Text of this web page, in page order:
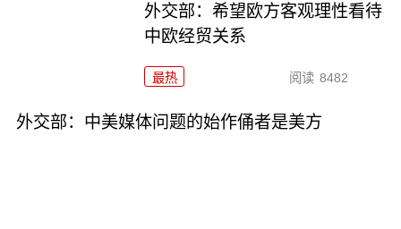
外交部：希望欧方客观理性看待
中欧经贸关系
最热 阅读 8482
外交部：中美媒体问题的始作俑者是美方